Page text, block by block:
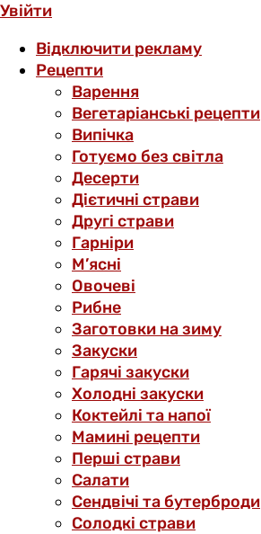
Увійти
Відключити рекламу
Рецепти
Варення
Вегетаріанські рецепти
Випічка
Готуємо без світла
Десерти
Дієтичні страви
Другі страви
Гарніри
М’ясні
Овочеві
Рибне
Заготовки на зиму
Закуски
Гарячі закуски
Холодні закуски
Коктейлі та напої
Мамині рецепти
Перші страви
Салати
Сендвічі та бутерброди
Солодкі страви